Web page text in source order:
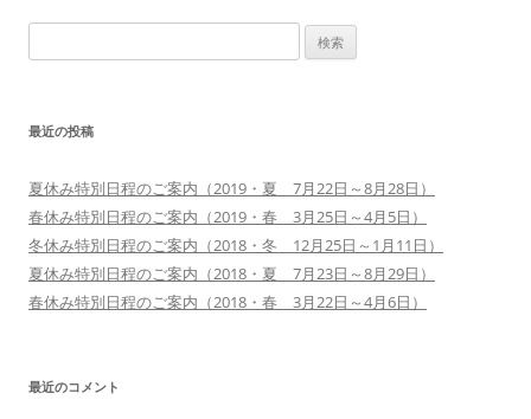
索:
最近の投稿
夏休み特別日程のご案内（2019・夏 7月22日～8月28日）
春休み特別日程のご案内（2019・春 3月25日～4月5日）
冬休み特別日程のご案内（2018・冬 12月25日～1月11日）
夏休み特別日程のご案内（2018・夏 7月23日～8月29日）
春休み特別日程のご案内（2018・春 3月22日～4月6日）
最近のコメント